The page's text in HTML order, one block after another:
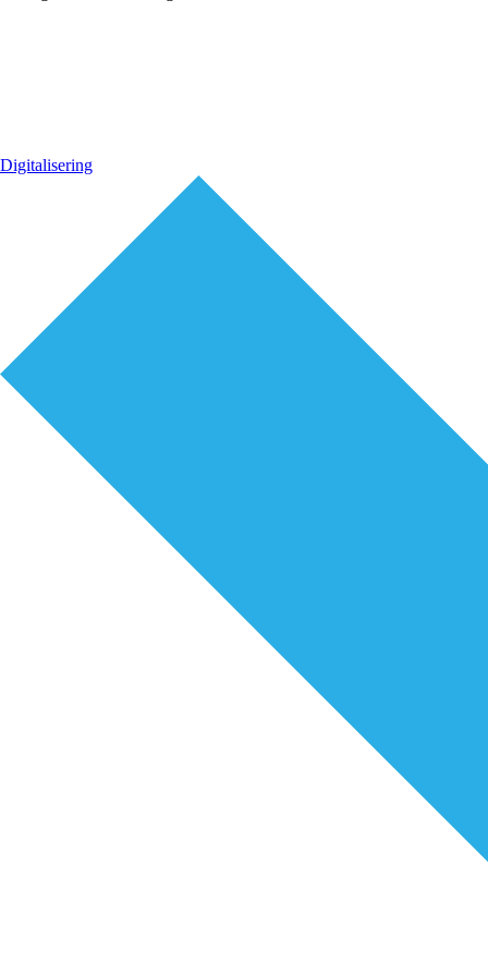
Digitalisering